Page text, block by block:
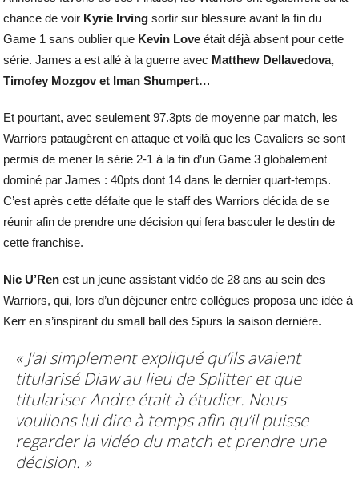
chance de voir Kyrie Irvingsortir sur blessure avant la fin du
Game 1 sans oublier que Kevin Love était déjà absent pour cette
série. James a est allé à la guerre avec Matthew Dellavedova,
Timofey Mozgov et Iman Shumpert…
Et pourtant, avec seulement 97.3pts de moyenne par match, les
Warriors pataugèrent en attaque et voilà que les Cavaliers se sont
permis de mener la série 2-1 à la fin d’un Game 3 globalement
dominé par James : 40pts dont 14 dans le dernier quart-temps.
C’est après cette défaite que le staff des Warriors décida de se
réunir afin de prendre une décision qui fera basculer le destin de
cette franchise.
Nic U’Ren est un jeune assistant vidéo de 28 ans au sein des
Warriors, qui, lors d’un déjeuner entre collègues proposa une idée à
Kerr en s’inspirant du small ball des Spurs la saison dernière.
« J’ai simplement expliqué qu’ils avaient
titularisé Diaw au lieu de Splitter et que
titulariser Andre était à étudier. Nous
voulions lui dire à temps afin qu’il puisse
regarder la vidéo du match et prendre une
décision. »